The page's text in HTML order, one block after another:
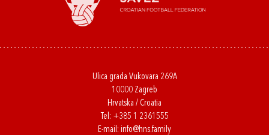
Ulica grada Vukovara 269A
10000 Zagreb
Hrvatska / Croatia
Tel: +385 1 2361555
E-mail: info@hns.family